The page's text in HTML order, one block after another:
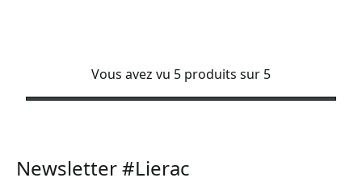
Vous avez vu 5 produits sur 5
Newsletter #Lierac